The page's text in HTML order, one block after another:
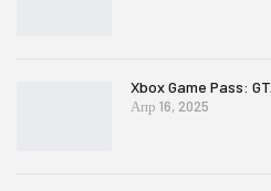
Xbox Game Pass:
Апр 16, 2025